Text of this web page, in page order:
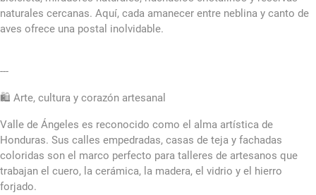
naturales cercanas. Aquí, cada amanecer entre neblina y canto de
aves ofrece una postal inolvidable.
---
🛍️ Arte, cultura y corazón artesanal
Valle de Ángeles es reconocido como el alma artística de
Honduras. Sus calles empedradas, casas de teja y fachadas
coloridas son el marco perfecto para talleres de artesanos que
trabajan el cuero, la cerámica, la madera, el vidrio y el hierro
forjado.